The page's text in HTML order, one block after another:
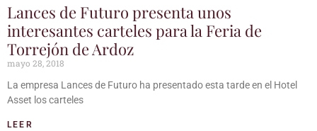
Lances de Futuro presenta unos
interesantes carteles para la Feria de
Torrejón de Ardoz
mayo 28, 2018
La empresa Lances de Futuro ha presentado esta tarde en el Hotel
Asset los carteles
LEER